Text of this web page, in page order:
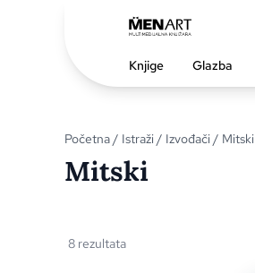
Knjige Glazba
Početna/ Istraži/ Izvođači/ Mitski
Mitski
8 rezultata